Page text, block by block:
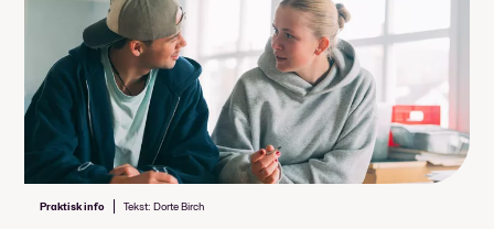
Praktisk info Tekst: Dorte Birch